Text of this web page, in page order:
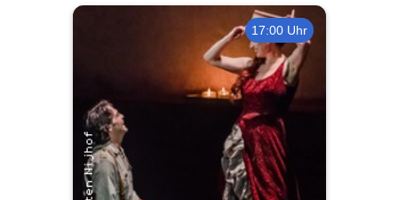
17:00 Uhr